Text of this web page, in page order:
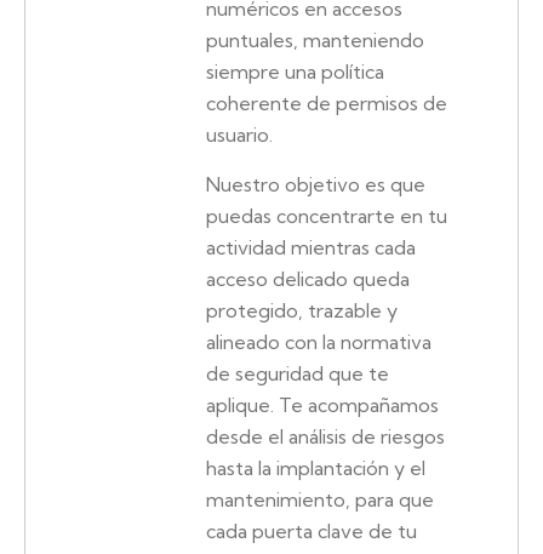
numéricos en accesos
puntuales, manteniendo
siempre una política
coherente de permisos de
usuario.
Nuestro objetivo es que
puedas concentrarte en tu
actividad mientras cada
acceso delicado queda
protegido, trazable y
alineado con la normativa
de seguridad que te
aplique. Te acompañamos
desde el análisis de riesgos
hasta la implantación y el
mantenimiento, para que
cada puerta clave de tu